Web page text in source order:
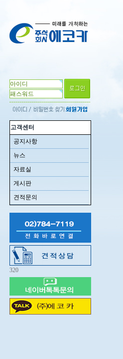
고객센터
공지사항
뉴스
자료실
게시판
견적문의
320